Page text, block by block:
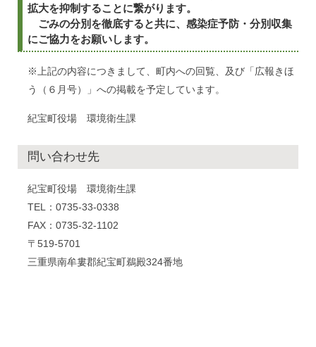
拡大を抑制することに繋がります。
ごみの分別を徹底すると共に、感染症予防・分別収集
にご協力をお願いします。
※上記の内容につきまして、町内への回覧、及び「広報きほ
う（６月号）」への掲載を予定しています。
紀宝町役場 環境衛生課
問い合わせ先
紀宝町役場 環境衛生課
TEL：0735-33-0338
FAX：0735-32-1102
〒519-5701
三重県南牟婁郡紀宝町鵜殿324番地